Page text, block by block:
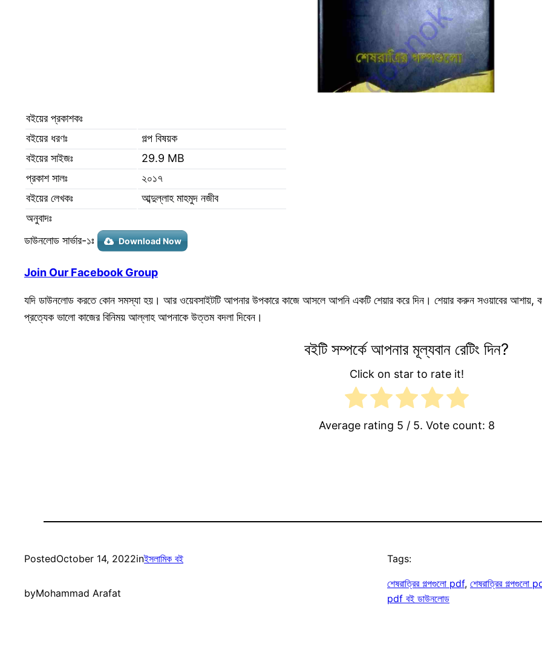
বইয়ের প্রকাশকঃ
বইয়ের ধরণঃ
গল্প বিষয়ক
বইয়ের সাইজঃ
29.9 MB
প্রকাশ সালঃ
২০১৭
বইয়ের লেখকঃ
আব্দুল্লাহ মাহমুদ নজীব
অনুবাদঃ
ডাউনলোড সার্ভার-১ঃ
Download Now
Join Our Facebook Group
যদি ডাউনলোড করতে কোন সমস্যা হয়। আর ওয়েবসাইটটি আপনার উপকারে কাজে আসলে আপনি একটি শেয়ার করে দিন। শেয়ার করুন সওয়াবের আশায়,
প্রত্যেক ভালো কাজের বিনিময় আল্লাহ আপনাকে উত্তম বদলা দিবেন।
বইটি সম্পর্কে আপনার মূল্যবান রেটিং দিন?
Click on star to rate it!
Average rating 5 / 5. Vote count: 8
PostedOctober 14, 2022inইসলামিক বই
byMohammad Arafat
Tags:
শেষরাত্রির গল্পগুলো pdf, শেষরাত্রির গল্পগুলো
pdf বই ডাউনলোড